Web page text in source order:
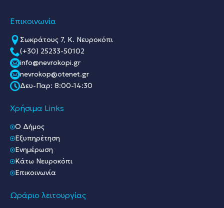
Επικοινωνία
Σωκράτους 7, Κ. Νευροκόπι
(+30) 25233-50102
info@nevrokopi.gr
nevrokop@otenet.gr
Δευ-Παρ: 8:00-14:30
Χρήσιμα Links
O Δήμος
Εξυπηρέτηση
Ενημέρωση
Κάτω Νευροκόπι
Επικοινωνία
Ωράριο λειτουργίας